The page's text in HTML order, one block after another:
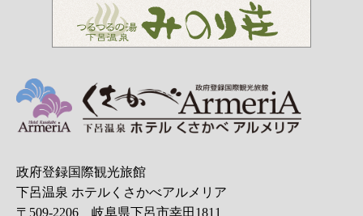
政府登録国際観光旅館
下呂温泉 ホテルくさかべアルメリア
〒509-2206 岐阜県下呂市幸田1811